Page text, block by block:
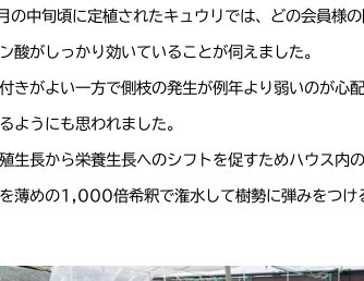
の中旬頃に定植されたキュウリでは、どの会員様
酸がしっかり効いていることが伺えました。
きがよい一方で側枝の発生が例年より弱いのが心
ようにも思われました。
生長から栄養生長へのシフトを促すためハウス内
薄めの1,000倍希釈で潅水して樹勢に弾みをつけ